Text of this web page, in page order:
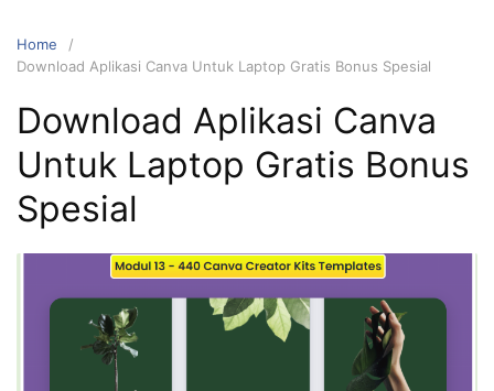
Home
Download Aplikasi Canva Untuk Laptop Gratis Bonus Spesial
Download Aplikasi Canva
Untuk Laptop Gratis Bonus
Spesial